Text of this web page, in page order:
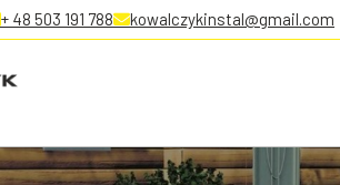
+ 48 503 191 788 kowalczykinstal@gmail.com